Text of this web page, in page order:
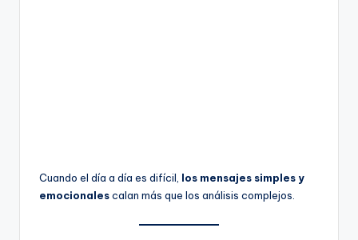
Cuando el día a día es difícil, los mensajes simples y
emocionalescalan más que los análisis complejos.